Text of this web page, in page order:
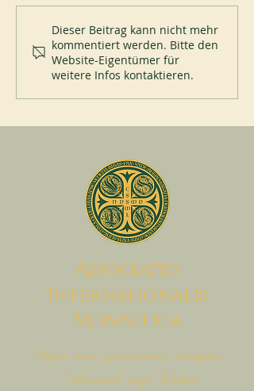
Dieser Beitrag kann nicht mehr
kommentiert werden. Bitte den
Website-Eigentümer für
weitere Infos kontaktieren.
Associatio
Internationalis
MonAstica
Lass uns zusammen bringen
Himmel auf Erden